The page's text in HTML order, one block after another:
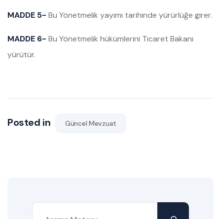
MADDE 5- Bu Yönetmelik yayımı tarihinde yürürlüğe girer.
MADDE 6- Bu Yönetmelik hükümlerini Ticaret Bakanı
yürütür.
Posted in Güncel Mevzuat